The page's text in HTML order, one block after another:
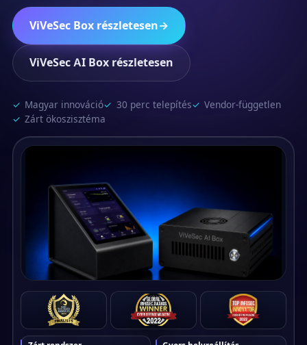
ViVeSec Box részletesen→
ViVeSec AI Box részletesen
Magyar innováció 30 perc telepítés
Vendor-független
Zárt ökoszisztéma